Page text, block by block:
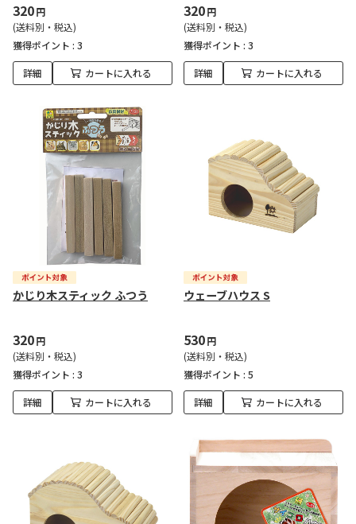
320円
(送料別・税込)
獲得ポイント : 3
詳細 カートに入れる
320円
(送料別・税込)
獲得ポイント : 3
詳細 カートに入れる
かじり木スティック ふつう
320円
(送料別・税込)
獲得ポイント : 3
詳細 カートに入れる
ウェーブハウス S
530円
(送料別・税込)
獲得ポイント : 5
詳細 カートに入れる